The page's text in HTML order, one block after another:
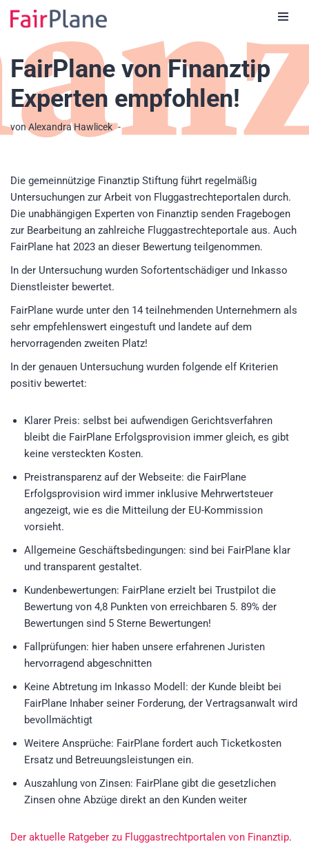
Inhalt
FairPlane von Finanztip
Experten empfohlen!
vonAlexandra Hawlicek
Die gemeinnützige Finanztip Stiftung führt regelmäßig
Untersuchungen zur Arbeit von Fluggastrechteportalen durch.
Die unabhängigen Experten von Finanztip senden Fragebogen
zur Bearbeitung an zahlreiche Fluggastrechteportale aus. Auch
FairPlane hat 2023 an dieser Bewertung teilgenommen.
In der Untersuchung wurden Sofortentschädiger und Inkasso
Dienstleister bewertet.
FairPlane wurde unter den 14 teilnehmenden Unternehmern als
sehr empfehlenswert eingestuft und landete auf dem
hervorragenden zweiten Platz!
In der genauen Untersuchung wurden folgende elf Kriterien
positiv bewertet:
Klarer Preis: selbst bei aufwendigen Gerichtsverfahren
bleibt die FairPlane Erfolgsprovision immer gleich, es gibt
keine versteckten Kosten.
Preistransparenz auf der Webseite: die FairPlane
Erfolgsprovision wird immer inklusive Mehrwertsteuer
angezeigt, wie es die Mitteilung der EU-Kommission
vorsieht.
Allgemeine Geschäftsbedingungen: sind bei FairPlane klar
und transparent gestaltet.
Kundenbewertungen: FairPlane erzielt bei Trustpilot die
Bewertung von 4,8 Punkten von erreichbaren 5. 89% der
Bewertungen sind 5 Sterne Bewertungen!
Fallprüfungen: hier haben unsere erfahrenen Juristen
hervorragend abgeschnitten
Keine Abtretung im Inkasso Modell: der Kunde bleibt bei
FairPlane Inhaber seiner Forderung, der Vertragsanwalt wird
bevollmächtigt
Weitere Ansprüche: FairPlane fordert auch Ticketkosten
Ersatz und Betreuungsleistungen ein.
Auszahlung von Zinsen: FairPlane gibt die gesetzlichen
Zinsen ohne Abzüge direkt an den Kunden weiter
Der aktuelle Ratgeber zu Fluggastrechtportalen von Finanztip.